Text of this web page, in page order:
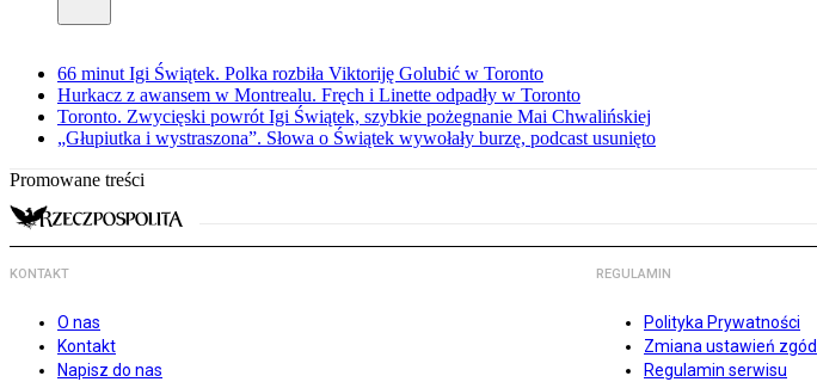
66 minut Igi Świątek. Polka rozbiła Viktoriję Golubić w Toronto
Hurkacz z awansem w Montrealu. Fręch i Linette odpadły w Toronto
Toronto. Zwycięski powrót Igi Świątek, szybkie pożegnanie Mai Chwalińskiej
„Głupiutka i wystraszona”. Słowa o Świątek wywołały burzę, podcast usunięto
Promowane treści
KONTAKT
O nas
Kontakt
Napisz do nas
REGULAMIN
Polityka Prywatności
Zmiana ustawień zgód
Regulamin serwisu